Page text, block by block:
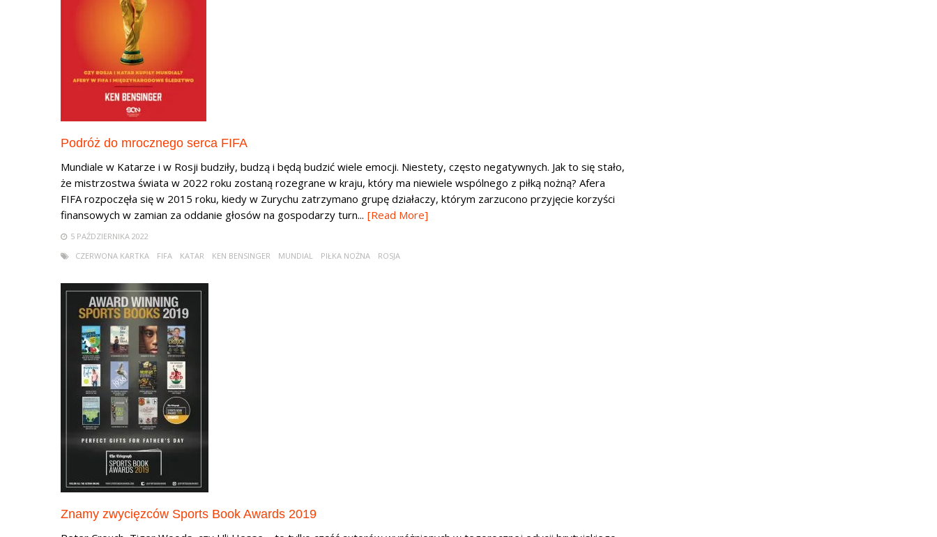
Podróż do mrocznego serca FIFA
Mundiale w Katarze i w Rosji budziły, budzą i będą budzić wiele emocji. Niestety, często negatywnych. Jak to się stało,
że mistrzostwa świata w 2022 roku zostaną rozegrane w kraju, który ma niewiele wspólnego z piłką nożną? Afera
FIFA rozpoczęła się w 2015 roku, kiedy w Zurychu zatrzymano grupę działaczy, którym zarzucono przyjęcie korzyści
finansowych w zamian za oddanie głosów na gospodarzy turn... [Read More]
5 PAŹDZIERNIKA 2022
CZERWONA KARTKA
FIFA KATAR KEN BENSINGER MUNDIAL PIŁKA NOŻNA ROSJA
Znamy zwycięzców Sports Book Awards 2019